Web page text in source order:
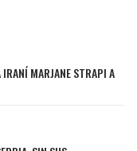
IRANÍ MARJANE STRAPI A